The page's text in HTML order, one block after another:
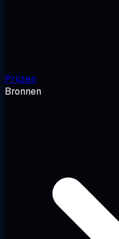
Prijzen
Bronnen